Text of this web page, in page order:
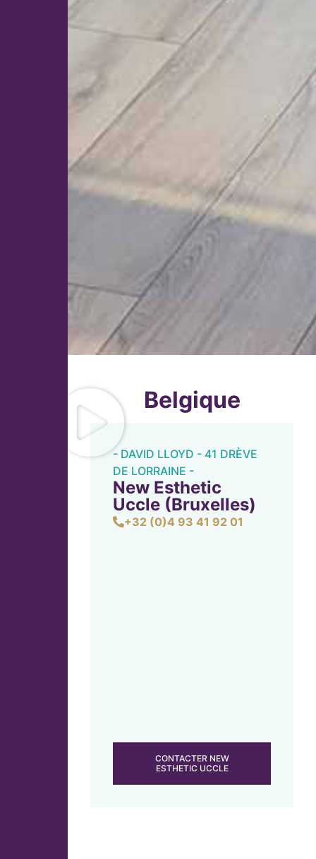
Belgique
- DAVID LLOYD - 41 DRÈVE
DE LORRAINE -
New Esthetic
Uccle (Bruxelles)
+32 (0)4 93 41 92 01
CONTACTER NEW
ESTHETIC UCCLE